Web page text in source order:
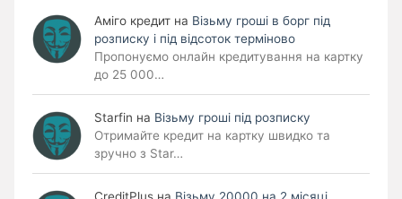
Аміго кредит на Візьму гроші в борг під
розписку і під відсоток терміново
Пропонуємо онлайн кредитування на картку
до 25 000…
Starfin на Візьму гроші під розписку
Отримайте кредит на картку швидко та
зручно з Star…
CreditPlus на Візьму 20000 на 2 місяці